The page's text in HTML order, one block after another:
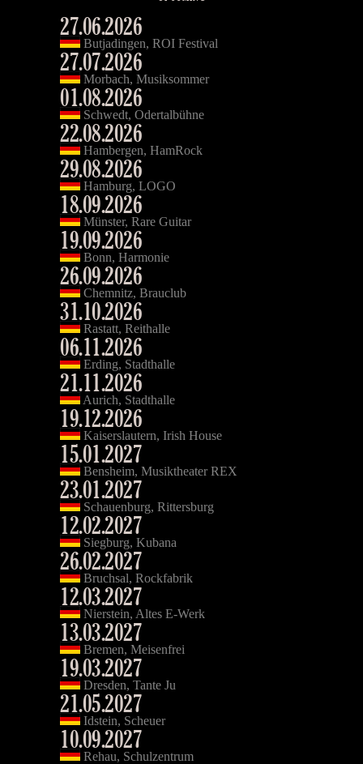
27.06.2026
Butjadingen, ROI Festival
27.07.2026
Morbach, Musiksommer
01.08.2026
Schwedt, Odertalbühne
22.08.2026
Hambergen, HamRock
29.08.2026
Hamburg, LOGO
18.09.2026
Münster, Rare Guitar
19.09.2026
Bonn, Harmonie
26.09.2026
Chemnitz, Brauclub
31.10.2026
Rastatt, Reithalle
06.11.2026
Erding, Stadthalle
21.11.2026
Aurich, Stadthalle
19.12.2026
Kaiserslautern, Irish House
15.01.2027
Bensheim, Musiktheater REX
23.01.2027
Schauenburg, Rittersburg
12.02.2027
Siegburg, Kubana
26.02.2027
Bruchsal, Rockfabrik
12.03.2027
Nierstein, Altes E-Werk
13.03.2027
Bremen, Meisenfrei
19.03.2027
Dresden, Tante Ju
21.05.2027
Idstein, Scheuer
10.09.2027
Rehau, Schulzentrum